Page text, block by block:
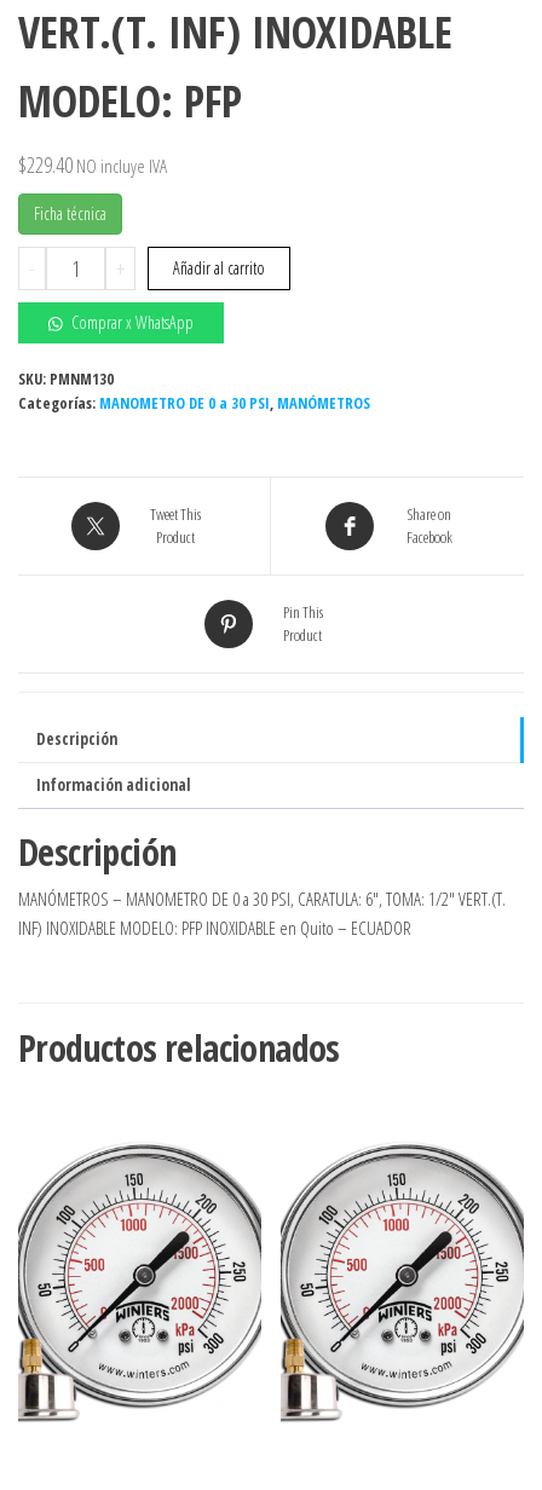
VERT.(T. INF) INOXIDABLE
MODELO: PFP
$229.40 NO incluye IVA
Ficha técnica
-
MANOMETRO
DE
0
a
30
PSI,
1/2"
VERT.
+ Añadir al carrito
Comprar x WhatsApp
SKU: PMNM130
Categorías: MANOMETRO DE 0 a 30 PSI, MANÓMETROS
Tweet This
Product
Share on
Facebook
Pin This
Product
Descripción
Información adicional
Descripción
MANÓMETROS – MANOMETRO DE 0 a 30 PSI, CARATULA: 6″, TOMA: 1/2″ VERT.(T.
INF) INOXIDABLE MODELO: PFP INOXIDABLE en Quito – ECUADOR
Productos relacionados